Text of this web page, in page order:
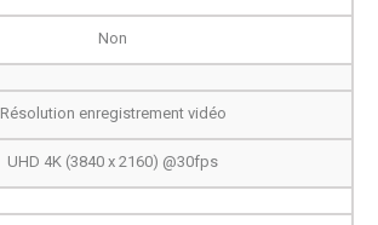
Non
Résolution enregistrement vidéo
UHD 4K (3840 x 2160) @30fps